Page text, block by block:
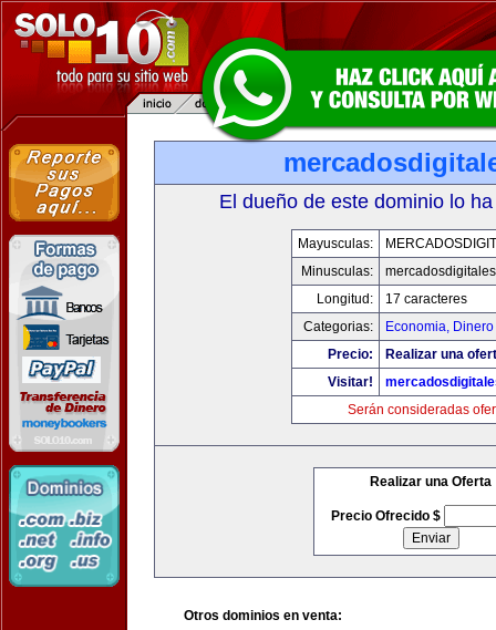
El dueño de este dominio lo
Mayusculas:
Minusculas:
Longitud:
17 caracteres
Categorias:
Economia,
Precio:
Realizar una
Visitar!
Serán consideradas
Realizar una Oferta
Precio Ofrecido $
Otros dominios en venta: